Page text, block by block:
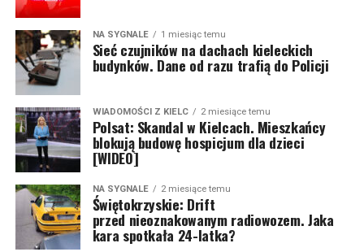
NA SYGNALE 1 miesiąc temu
Sieć czujników na dachach kieleckich
budynków. Dane od razu trafią do Policji
WIADOMOŚCI Z KIELC 2 miesiące temu
Polsat: Skandal w Kielcach. Mieszkańcy
blokują budowę hospicjum dla dzieci
[WIDEO]
NA SYGNALE 2 miesiące temu
Świętokrzyskie: Drift
przed nieoznakowanym radiowozem. Jaka
kara spotkała 24-latka?